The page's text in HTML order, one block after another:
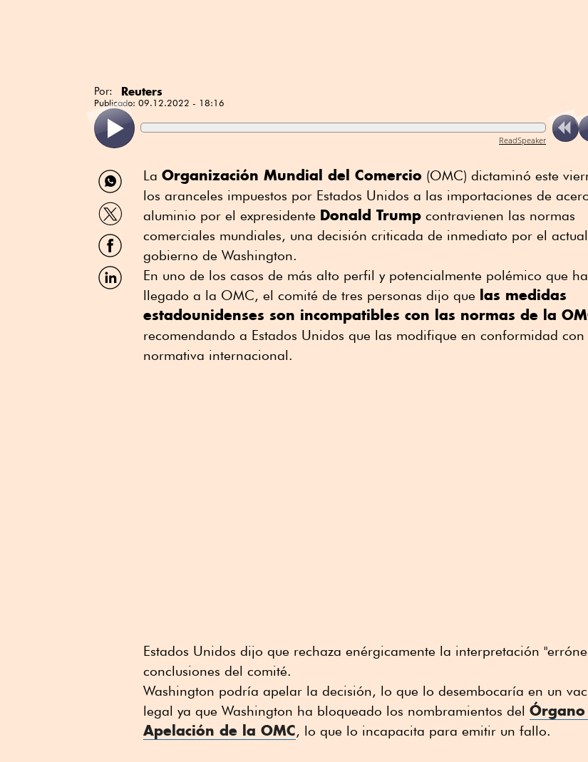
Por: Reuters
Publicado: 09.12.2022 - 18:16
ReadSpeaker
Compartir
por
WhatsApp
Compartir
por
Twitter
Compartir
por
Facebook
Compartir
por
La Organización Mundial del Comercio (OMC) dictaminó este
los aranceles impuestos por Estados Unidos a las importaciones de
aluminio por el expresidente Donald Trump contravienen las normas
comerciales mundiales, una decisión criticada de inmediato por el actual
gobierno de Washington.
En uno de los casos de más alto perfil y potencialmente polémico que
llegado a la OMC, el comité de tres personas dijo que las medidas
estadounidenses son incompatibles con las normas de la
recomendando a Estados Unidos que las modifique en conformidad con
normativa internacional.
Estados Unidos dijo que rechaza enérgicamente la interpretación
conclusiones del comité.
Washington podría apelar la decisión, lo que lo desembocaría en un
legal ya que Washington ha bloqueado los nombramientos del
Apelación de la OMC, lo que lo incapacita para emitir un fallo.